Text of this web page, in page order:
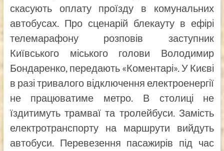
скасують оплату проїзду в комунальних
автобусах. Про сценарій блекауту в ефірі
телемарафону розповів заступник
Київського міського голови Володимир
Бондаренко, передають «Коментарі». У Києві
в разі тривалого відключення електроенергії
не працюватиме метро. В столиці не
їздитимуть трамваї та тролейбуси. Замість
електротранспорту на маршрути вийдуть
автобуси. Перевезення пасажирів під час